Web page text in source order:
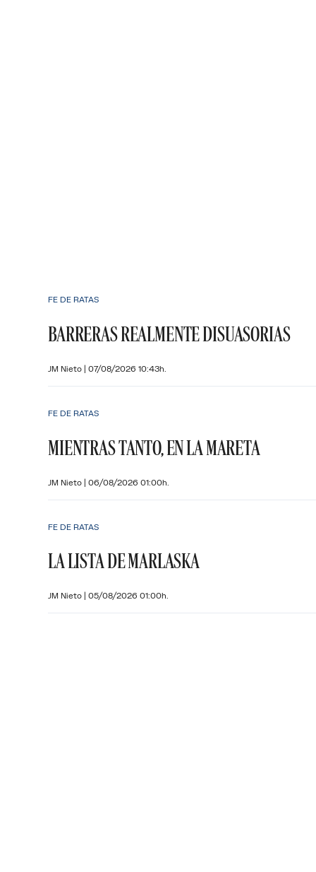
FE DE RATAS
BARRERAS REALMENTE DISUASORIAS
JM Nieto | 07/08/2026 10:43h.
FE DE RATAS
MIENTRAS TANTO, EN LA MARETA
JM Nieto | 06/08/2026 01:00h.
FE DE RATAS
LA LISTA DE MARLASKA
JM Nieto | 05/08/2026 01:00h.